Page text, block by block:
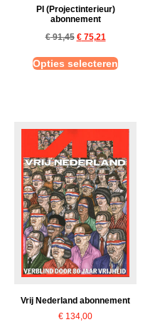
PI (Projectinterieur)
abonnement
€91,45 €75,21
Opties selecteren
Vrij Nederland abonnement
€ 134,00